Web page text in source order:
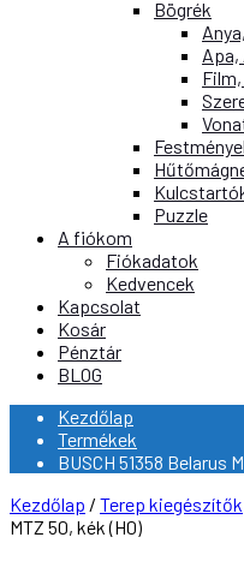
Bögrék
Apa,
Puzzle
A fiókom
Fiókadatok
Kedvencek
Kapcsolat
Kosár
Pénztár
BLOG
Kezdőlap
Termékek
BUSCH 51358 Belarus
Kezdőlap / Terep kiegészítők
MTZ 50, kék (H0)